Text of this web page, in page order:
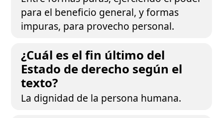
para el beneficio general, y formas
impuras, para provecho personal.
¿Cuál es el fin último del
Estado de derecho según el
texto?
La dignidad de la persona humana.